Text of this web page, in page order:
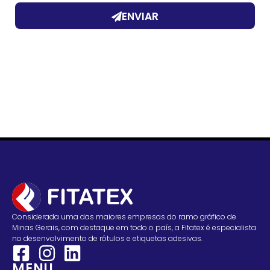
g
m
ENVIAR
Considerada uma das maiores empresas do ramo gráfico de
Minas Gerais, com destaque em todo o país, a Fitatex é especialista
no desenvolvimento de rótulos e etiquetas adesivas.